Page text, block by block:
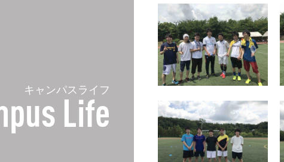
キャンパスライフ
Life